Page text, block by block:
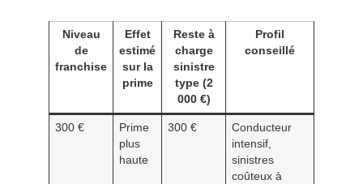
Niveau
de
franchise
Effet
estimé
sur la
prime
Reste à
charge
sinistre
type (2
000 €)
Profil
conseillé
300 €
Prime
plus
haute
300 €
Conducteur
intensif,
sinistres
coûteux à